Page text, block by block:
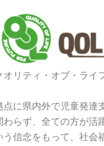
オリティ・オブ・ライ
に県内外で児童発達
わらず、全ての方が活
信念をもって、社会